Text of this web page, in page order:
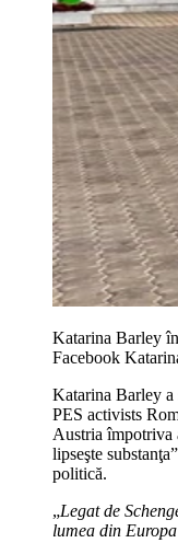
Katarina Barley
Facebook
Katarina Barley a
PES activists
Austria împotriva
lipseşte
politică.
„Legat de
lumea din